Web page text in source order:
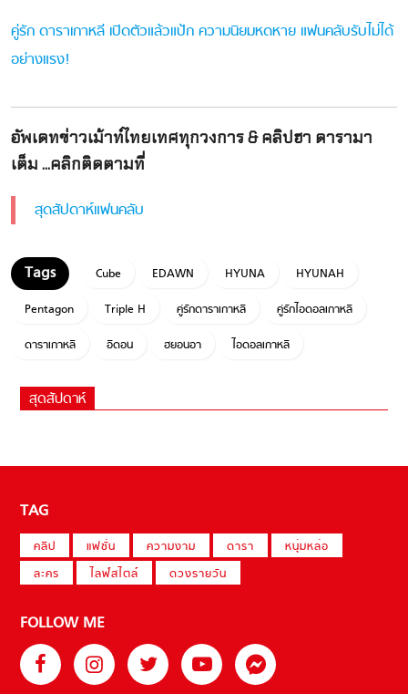
คู่รัก ดาราเกาหลี เปิดตัวแล้วแป้ก ความนิยมหดหาย แฟนคลับรับไม่ได้
อย่างแรง!
อัพเดทข่าวเม้าท์ไทยเทศทุกวงการ & คลิปฮา ดารามา
เต็ม ...คลิกติดตามที่
สุดสัปดาห์แฟนคลับ
Cube EDAWN HYUNA
HYUNAH
Pentagon
Triple H คู่รักดาราเกาหลี
คู่รักไอดอลเกาหลี
ดาราเกาหลี
อีดอน ฮยอนอา ไอดอลเกาหลี
สุดสัปดาห์
TAG
คลิป แฟชั่น ความงาม ดารา
หนุ่มหล่อ
ละคร
ไลฟ์สไตล์ ดวงรายวัน
FOLLOW ME